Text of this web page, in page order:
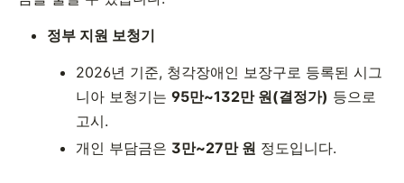
정부 지원 보청기
2026년 기준, 청각장애인 보장구로 등록된 시그
니아 보청기는 95만~132만 원(결정가) 등으로
고시.
개인 부담금은 3만~27만 원 정도입니다.